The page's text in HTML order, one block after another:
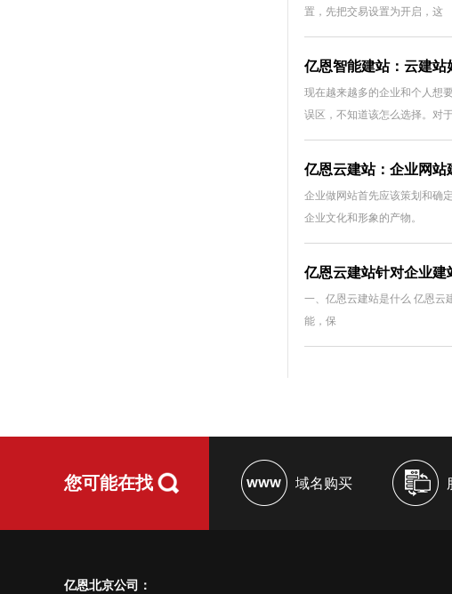
置，先把交易设置为开启，这
亿恩智能建站：云建站
现在越来越多的企业和个人想
误区，不知道该怎么选择。对
亿恩云建站：企业网站
企业做网站首先应该策划和确
企业文化和形象的产物。
亿恩云建站针对企业建
一、亿恩云建站是什么 亿恩云
能，保
您可能在找 域名购买
亿恩北京公司：